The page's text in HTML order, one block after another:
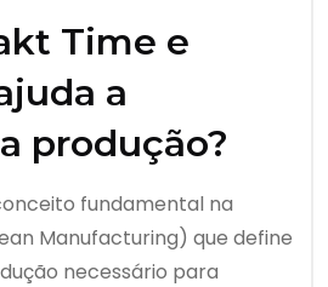
Time e
a
produção?
fundamental na
Manufacturing) que define
necessário para